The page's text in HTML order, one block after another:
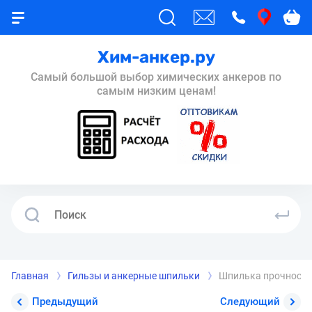
Хим-анкер.ру
Самый большой выбор химических анкеров по
самым низким ценам!
Главная Гильзы и анкерные шпильки Шпилька
Предыдущий Следующий